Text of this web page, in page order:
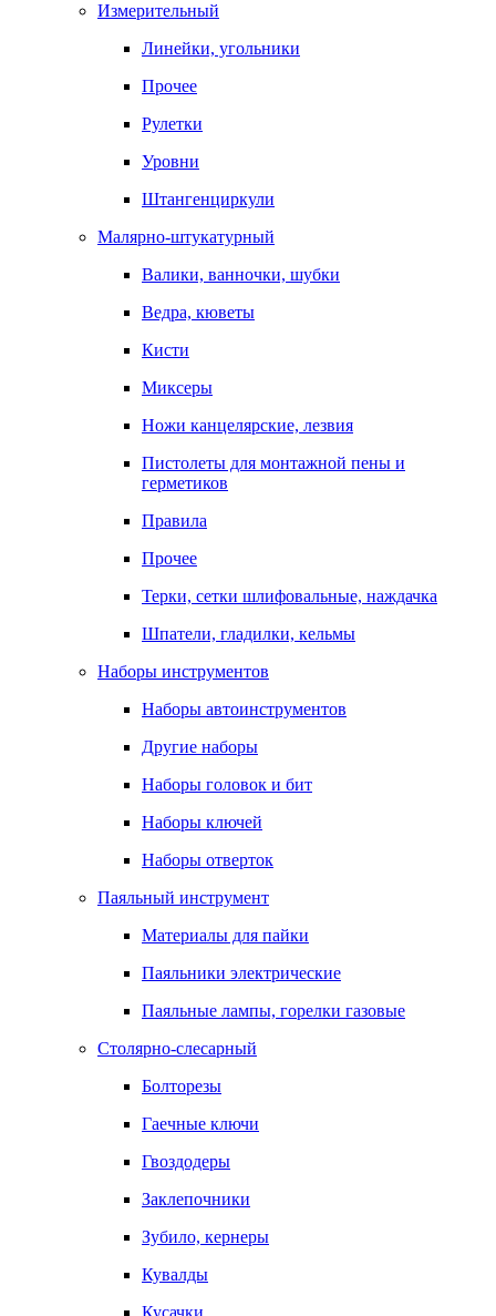
Измерительный
Линейки, угольники
Прочее
Рулетки
Уровни
Штангенциркули
Малярно-штукатурный
Валики, ванночки, шубки
Ведра, кюветы
Кисти
Миксеры
Ножи канцелярские, лезвия
Пистолеты для монтажной пены и
герметиков
Правила
Прочее
Терки, сетки шлифовальные, наждачка
Шпатели, гладилки, кельмы
Наборы инструментов
Наборы автоинструментов
Другие наборы
Наборы головок и бит
Наборы ключей
Наборы отверток
Паяльный инструмент
Материалы для пайки
Паяльники электрические
Паяльные лампы, горелки газовые
Столярно-слесарный
Болторезы
Гаечные ключи
Гвоздодеры
Заклепочники
Зубило, кернеры
Кувалды
Кусачки